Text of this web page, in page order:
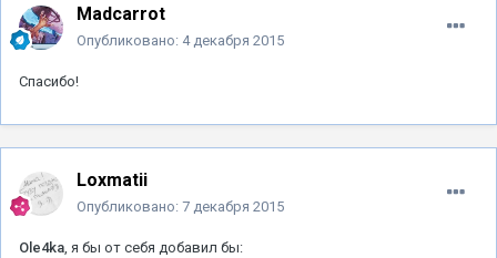
Madcarrot
Опубликовано: 4 декабря 2015
Спасибо!
Loxmatii
Опубликовано: 7 декабря 2015
Ole4ka, я бы от себя добавил бы: